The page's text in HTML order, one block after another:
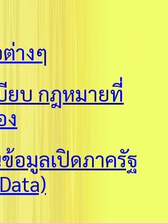
างๆ
ยบ กฎหมายที่
ง
อมูลเปิดภาครัฐ